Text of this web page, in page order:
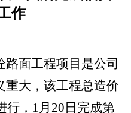
作
面工程项目是公司
重大，该工程总造价
， 1月 20 日完成第